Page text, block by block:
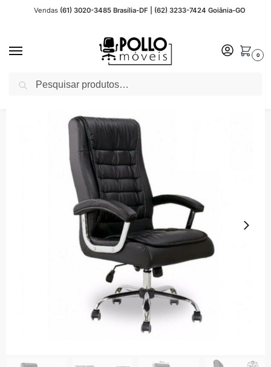
Vendas (61) 3020-3485 Brasília-DF | (62) 3233-7424 Goiânia-GO
0
Início Cadeira Escritório / Cadeira Presidente Escritório